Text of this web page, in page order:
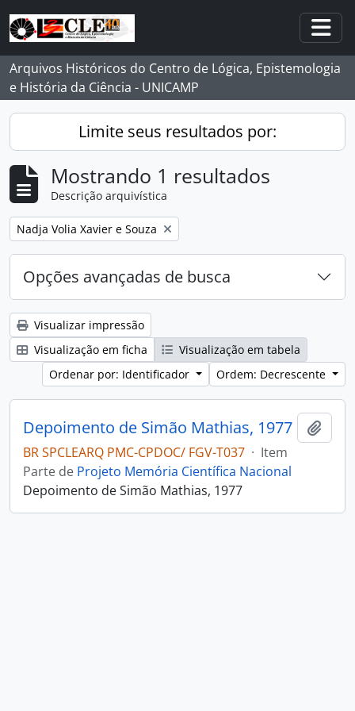
Skip to main content
Arquivos Históricos do Centro de Lógica, Epistemologia
e História da Ciência - UNICAMP
Limite seus resultados por:
Mostrando 1 resultados
Descrição arquivística
Remover filtro:
Nadja Volia Xavier e Souza
Opções avançadas de busca
Visualizar impressão
Visualização em ficha
Visualização em tabela
Ordenar por: Identificador
Ordem: Decrescente
Depoimento de Simão Mathias, 1977
BR SPCLEARQ PMC-CPDOC/ FGV-T037 · Item
Parte de Projeto Memória Científica Nacional
Depoimento de Simão Mathias, 1977